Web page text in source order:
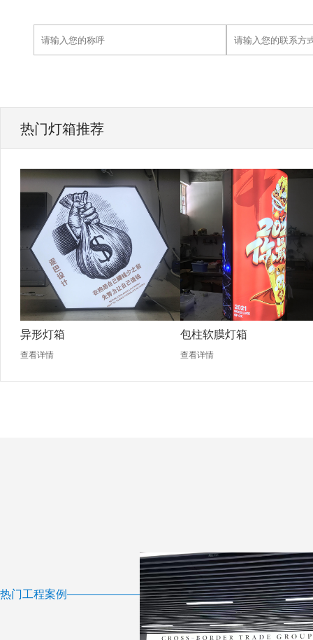
热门灯箱推荐
异形灯箱
查看详情
包柱软膜灯箱
查看详情
热门工程案例